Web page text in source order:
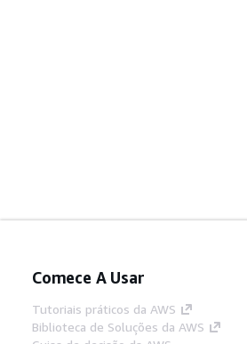
Comece A Usar
Tutoriais práticos da AWS
Biblioteca de Soluções da AWS